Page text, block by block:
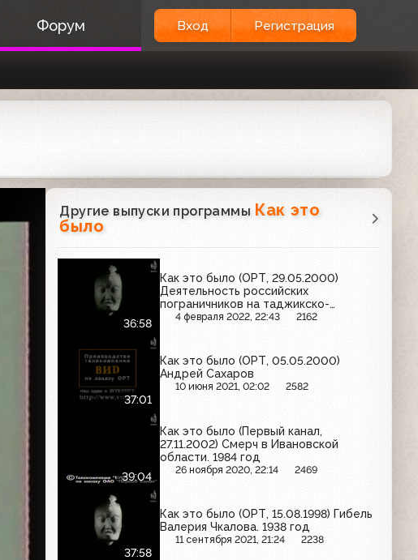
Форум Вход Регистрация
Другие выпуски программы Как это
было
36:58
Как это было (ОРТ, 29.05.2000)
Деятельность российских
пограничников на таджикско-
афганской границе
4 февраля 2022, 22:43 2162
37:01
Как это было (ОРТ, 05.05.2000)
Андрей Сахаров
10 июня 2021, 02:02 2582
39:04
Как это было (Первый канал,
27.11.2002) Смерч в Ивановской
области. 1984 год
26 ноября 2020, 22:14 2469
37:58
Как это было (ОРТ, 15.08.1998) Гибель
Валерия Чкалова. 1938 год
11 сентября 2021, 21:24 2238